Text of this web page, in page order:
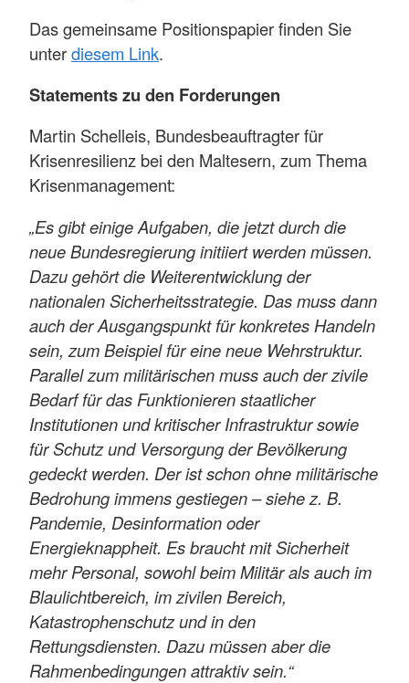
Das gemeinsame Positionspapier finden Sie
unterdiesem Link.
Statements zu den Forderungen
Martin Schelleis, Bundesbeauftragter für
Krisenresilienz bei den Maltesern, zum Thema
Krisenmanagement:
„Es gibt einige Aufgaben, die jetzt durch die
neue Bundesregierung initiiert werden müssen.
Dazu gehört die Weiterentwicklung der
nationalen Sicherheitsstrategie. Das muss dann
auch der Ausgangspunkt für konkretes Handeln
sein, zum Beispiel für eine neue Wehrstruktur.
Parallel zum militärischen muss auch der zivile
Bedarf für das Funktionieren staatlicher
Institutionen und kritischer Infrastruktur sowie
für Schutz und Versorgung der Bevölkerung
gedeckt werden. Der ist schon ohne militärische
Bedrohung immens gestiegen – siehe z. B.
Pandemie, Desinformation oder
Energieknappheit. Es braucht mit Sicherheit
mehr Personal, sowohl beim Militär als auch im
Blaulichtbereich, im zivilen Bereich,
Katastrophenschutz und in den
Rettungsdiensten. Dazu müssen aber die
Rahmenbedingungen attraktiv sein.“